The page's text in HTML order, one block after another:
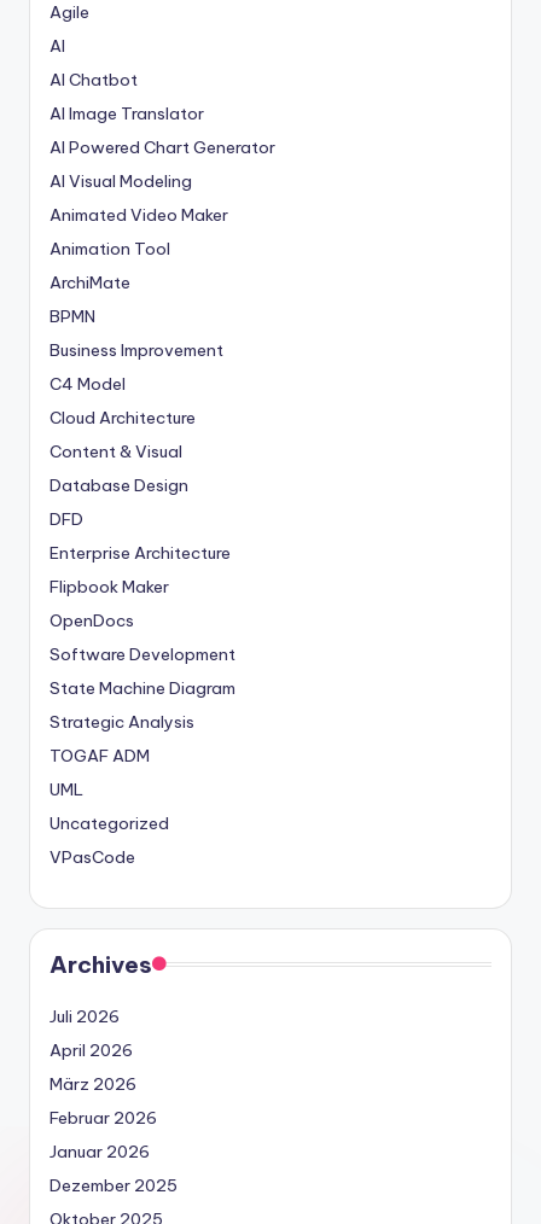
Agile
AI
AI Chatbot
AI Image Translator
AI Powered Chart Generator
AI Visual Modeling
Animated Video Maker
Animation Tool
ArchiMate
BPMN
Business Improvement
C4 Model
Cloud Architecture
Content & Visual
Database Design
DFD
Enterprise Architecture
Flipbook Maker
OpenDocs
Software Development
State Machine Diagram
Strategic Analysis
TOGAF ADM
UML
Uncategorized
VPasCode
Archives
Juli 2026
April 2026
März 2026
Februar 2026
Januar 2026
Dezember 2025